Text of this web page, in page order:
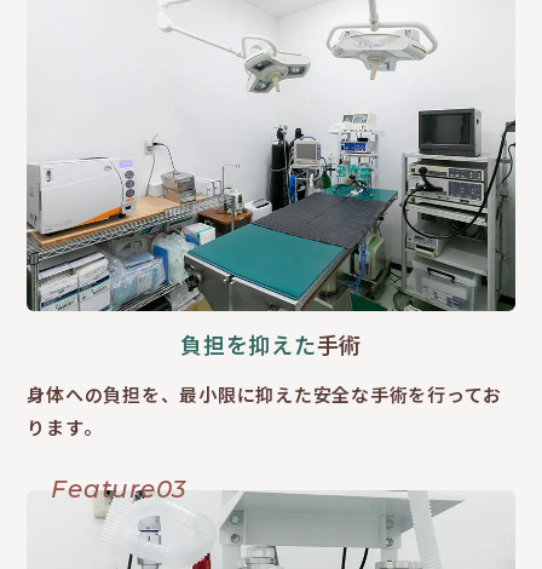
負担を抑えた手術
身体への負担を、最小限に抑えた安全な手術を行ってお
ります。
Feature03